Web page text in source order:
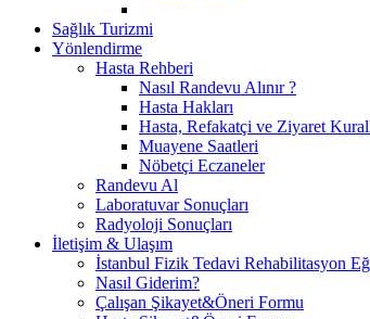
Sağlık Turizmi
Yönlendirme
Hasta Rehberi
Nasıl Randevu Alınır ?
Hasta Hakları
Hasta, Refakatçi ve Ziyaret
Muayene Saatleri
Nöbetçi Eczaneler
Randevu Al
Laboratuvar Sonuçları
Radyoloji Sonuçları
İletişim & Ulaşım
İstanbul Fizik Tedavi Rehabilitasyon
Nasıl Giderim?
Çalışan Şikayet&Öneri Formu